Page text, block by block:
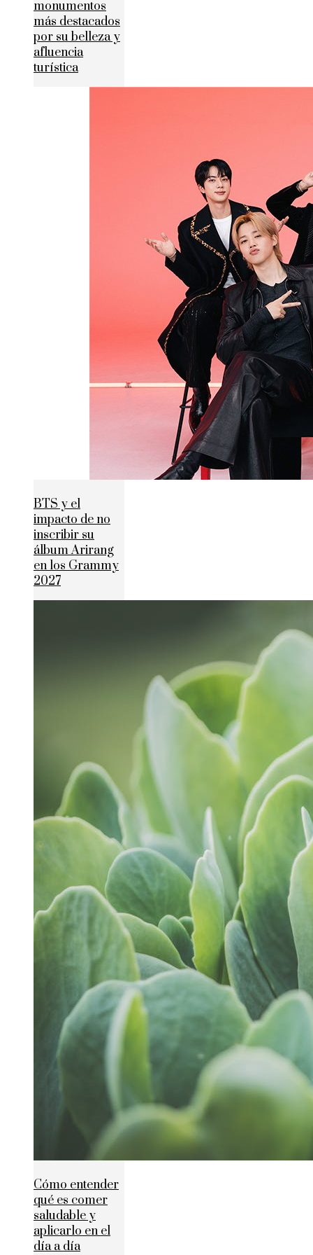
monumentos
más destacados
por su belleza y
afluencia
turística
BTS y el
impacto de no
inscribir su
álbum Arirang
en los Grammy
2027
Cómo entender
qué es comer
saludable y
aplicarlo en el
día a día